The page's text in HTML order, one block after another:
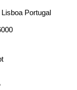
Lisboa Portugal